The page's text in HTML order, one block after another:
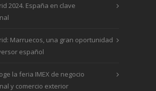
2024. España en clave
Marruecos, una gran oportunidad
español
la feria IMEX de negocio
y comercio exterior